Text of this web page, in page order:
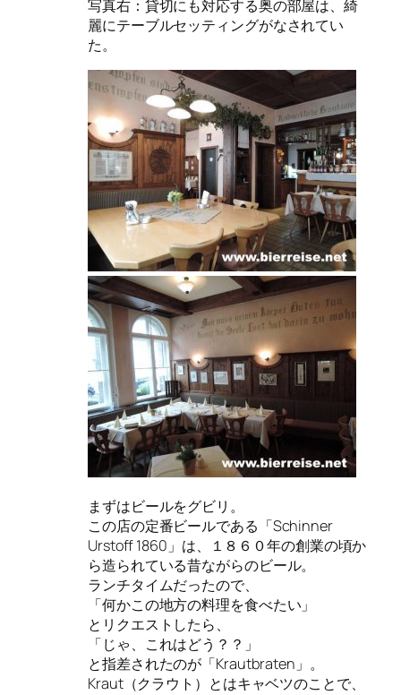
写真右：貸切にも対応する奥の部屋は、綺
麗にテーブルセッティングがなされてい
た。
まずはビールをグビリ。
この店の定番ビールである「Schinner
Urstoff 1860」は、１８６０年の創業の頃か
ら造られている昔ながらのビール。
ランチタイムだったので、
「何かこの地方の料理を食べたい」
とリクエストしたら、
「じゃ、これはどう？？」
と指差されたのが「Krautbraten」。
Kraut（クラウト）とはキャベツのことで、